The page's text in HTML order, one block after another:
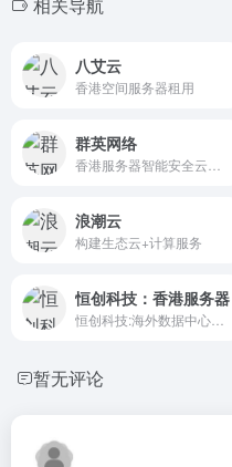
八艾云
香港空间服务器租用
群英网络
浪潮云
构建生态云+计算服务
恒创科技：香港服务器
暂无评论